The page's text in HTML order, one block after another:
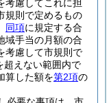
考慮してこれに担
規則で定めるもの
同項に規定する合
域手当の月額の合
考慮して市規則で
超えない範囲内で
算した額を第2項の